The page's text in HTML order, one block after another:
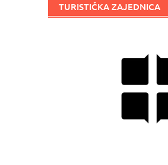
TURISTIČKA ZAJEDNICA